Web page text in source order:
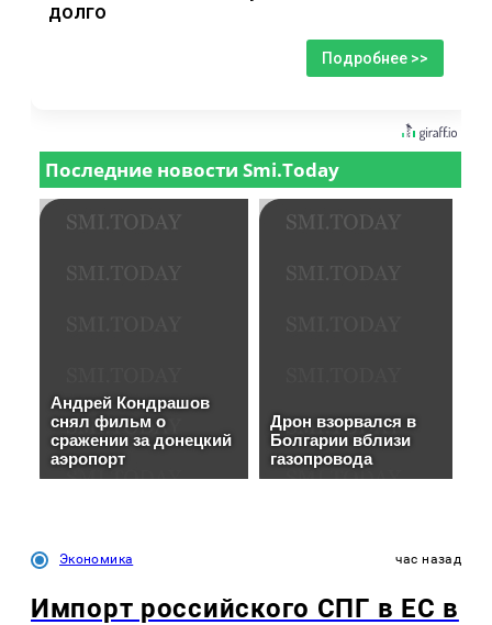
долго
Подробнее >>
Экономика час назад
Импорт российского СПГ в ЕС в